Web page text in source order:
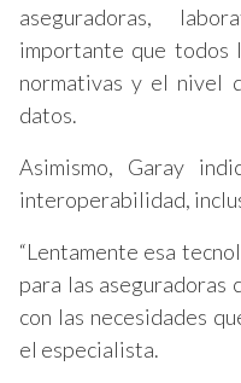
aseguradoras,
importante que todos
normativas y el nivel
datos.
Asimismo, Garay
interoperabilidad,
“Lentamente esa
para las aseguradoras
con las necesidades
el especialista.